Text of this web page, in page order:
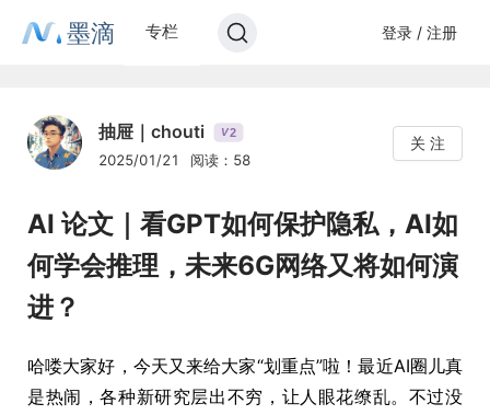
墨滴 专栏 登录 / 注册
抽屉｜chouti V2
2025/01/21 阅读：58
关 注
AI 论文｜看GPT如何保护隐私，AI如
何学会推理，未来6G网络又将如何演
进？
哈喽大家好，今天又来给大家“划重点”啦！最近AI圈儿真
是热闹，各种新研究层出不穷，让人眼花缭乱。不过没